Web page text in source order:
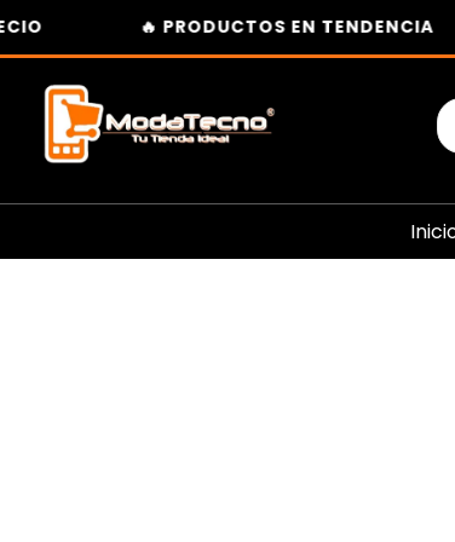
🔥 PRODUCTOS EN TENDENCIA
Ir